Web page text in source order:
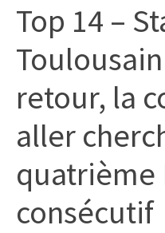
culture,
politique,
météo,
divers
initiatives
citoyennes
Top 14 –
retour, la
aller
quatrième
consécutif